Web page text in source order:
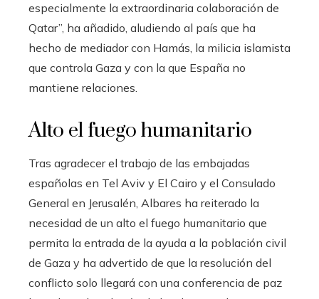
especialmente la extraordinaria colaboración de
Qatar”, ha añadido, aludiendo al país que ha
hecho de mediador con Hamás, la milicia islamista
que controla Gaza y con la que España no
mantiene relaciones.
Alto el fuego humanitario
Tras agradecer el trabajo de las embajadas
españolas en Tel Aviv y El Cairo y el Consulado
General en Jerusalén, Albares ha reiterado la
necesidad de un alto el fuego humanitario que
permita la entrada de la ayuda a la población civil
de Gaza y ha advertido de que la resolución del
conflicto solo llegará con una conferencia de paz